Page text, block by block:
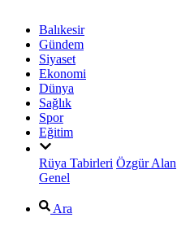
Balıkesir
Gündem
Siyaset
Ekonomi
Dünya
Sağlık
Spor
Eğitim
Rüya Tabirleri Özgür Alan
Genel
Ara